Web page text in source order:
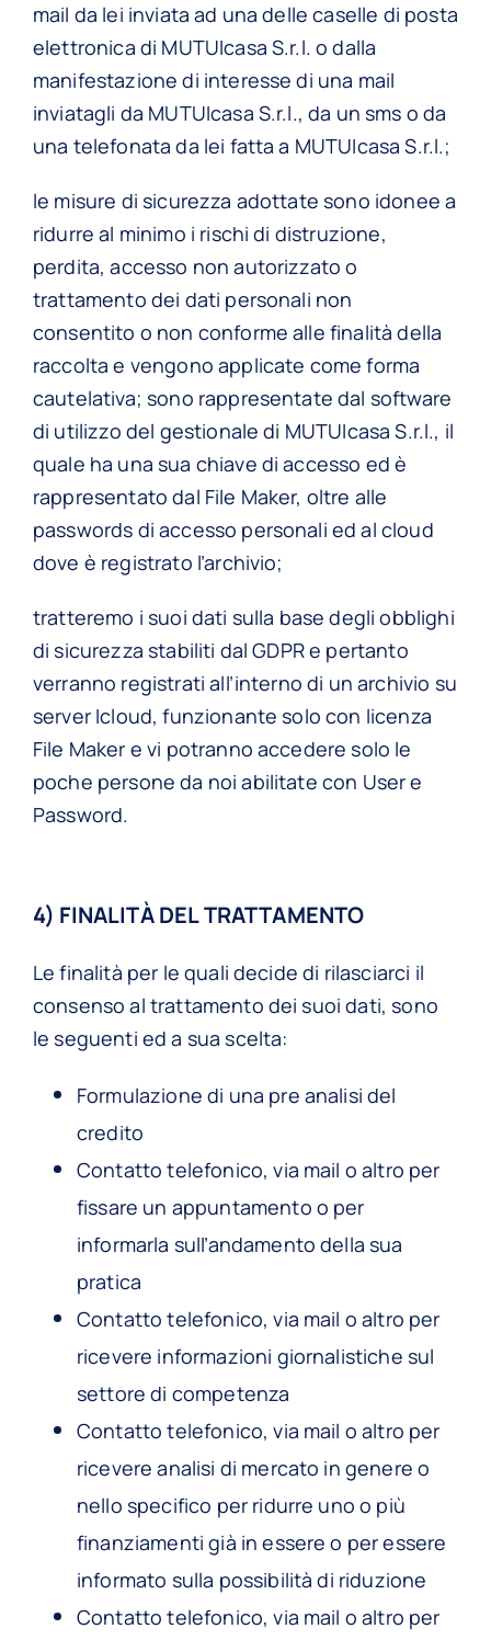
mail da lei inviata ad una delle caselle di posta
elettronica di MUTUIcasa S.r.l. o dalla
manifestazione di interesse di una mail
inviatagli da MUTUIcasa S.r.l., da un sms o da
una telefonata da lei fatta a MUTUIcasa S.r.l.;
le misure di sicurezza adottate sono idonee a
ridurre al minimo i rischi di distruzione,
perdita, accesso non autorizzato o
trattamento dei dati personali non
consentito o non conforme alle finalità della
raccolta e vengono applicate come forma
cautelativa; sono rappresentate dal software
di utilizzo del gestionale di MUTUIcasa S.r.l., il
quale ha una sua chiave di accesso ed è
rappresentato dal File Maker, oltre alle
passwords di accesso personali ed al cloud
dove è registrato l’archivio;
tratteremo i suoi dati sulla base degli obblighi
di sicurezza stabiliti dal GDPR e pertanto
verranno registrati all’interno di un archivio su
server Icloud, funzionante solo con licenza
File Maker e vi potranno accedere solo le
poche persone da noi abilitate con User e
Password.
4) FINALITÀ DEL TRATTAMENTO
Le finalità per le quali decide di rilasciarci il
consenso al trattamento dei suoi dati, sono
le seguenti ed a sua scelta:
Formulazione di una pre analisi del
credito
Contatto telefonico, via mail o altro per
fissare un appuntamento o per
informarla sull’andamento della sua
pratica
Contatto telefonico, via mail o altro per
ricevere informazioni giornalistiche sul
settore di competenza
Contatto telefonico, via mail o altro per
ricevere analisi di mercato in genere o
nello specifico per ridurre uno o più
finanziamenti già in essere o per essere
informato sulla possibilità di riduzione
Contatto telefonico, via mail o altro per